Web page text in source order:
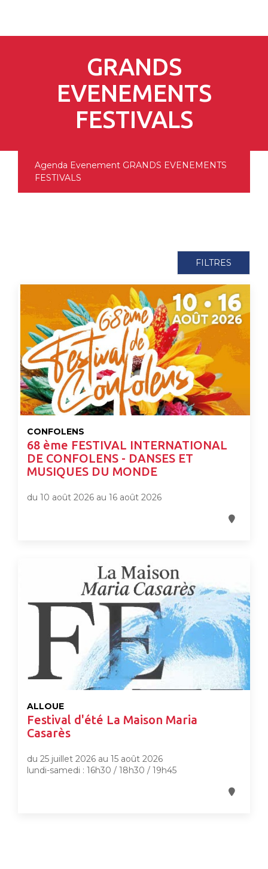
GRANDS
EVENEMENTS
FESTIVALS
Agenda Evenement GRANDS EVENEMENTS
FESTIVALS
FILTRES
CONFOLENS
68 ème FESTIVAL INTERNATIONAL
DE CONFOLENS - DANSES ET
MUSIQUES DU MONDE
du 10 août 2026 au 16 août 2026
ALLOUE
Festival d'été La Maison Maria
Casarès
du 25 juillet 2026 au 15 août 2026
lundi-samedi : 16h30 / 18h30 / 19h45